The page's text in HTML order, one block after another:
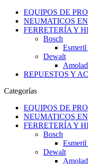
EQUIPOS DE
NEUMATICOS
FERRETERÍA Y
Bosch
Esmeril
Dewalt
REPUESTOS Y
Categorías
EQUIPOS DE
NEUMATICOS
FERRETERÍA Y
Bosch
Esmeril
Dewalt